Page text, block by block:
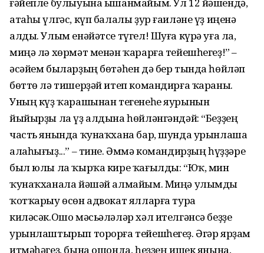
атаһы үлгәс, күп балалы ҙур ғаиләне үҙ иңенә
алды. Улым енәйәтсе түгел! Шуға күрә уға ла,
миңә лә хөрмәт менән ҡарарға тейешһегеҙ!” –
әсәйем быларҙың бөтәһен дә бер тында һөйләп
бөттө лә тишерҙәй итеп командирға ҡараны.
Уның күҙ ҡарашынан тегенеһе яурынын
йыйырҙы ла үҙ алдына һөйләнгәндәй: “Беҙҙең
часть янында ҡунаҡхана бар, шунда урынлаша
алаһығыҙ...” – тине. Әммә командирҙың һүҙҙәре
был юлы ла ҡырҡа кире ҡағылды: “Юҡ, мин
ҡунаҡханала йәшәй алмайым. Миңә улымды
ҡотҡарыу өсөн адвокат ялларға тура
киләсәк.Ошо мәсьәләләр хәл ителгәнсә беҙҙе
урынлаштырып торорға тейешһегеҙ. Әгәр ярҙам
итмәһәгеҙ, бына ошонда, һеҙҙең ишек янына,